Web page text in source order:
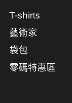
T-shirts
藝術家
袋包
零碼特惠區